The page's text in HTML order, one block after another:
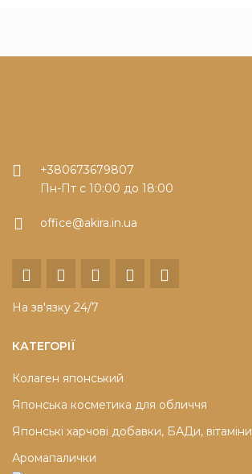
+380673679807
Пн-Пт с 10:00 до 18:00
office@akira.in.ua
На зв'язку 24/7
КАТЕГОРІЇ
Колаген японський
Японська косметика для обличчя
Японські харчові добавки, БАДи, вітаміни
Аромапалички